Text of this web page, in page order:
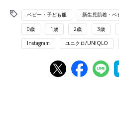
ベビー・子ども服 新生児肌着・ベ
0歳 1歳 2歳 3歳
Instagram ユニクロ/UNIQLO